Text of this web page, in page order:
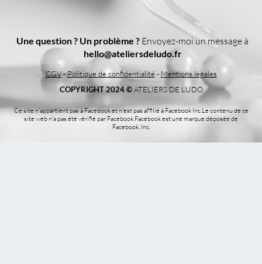
Une question ? Un problème ? Envoyez-moi un message à
hello@ateliersdeludo.fr
CGV-Politique de confidentialité - Mentions légales
COPYRIGHT 2024 ©ATELIERS DE LUDO​
Ce site n'appartient pas à Facebook et n'est pas affilié à Facebook Inc.Le contenu de ce
site web n'a pas été vérifié par Facebook.Facebook est une marque déposée de
Facebook, Inc.